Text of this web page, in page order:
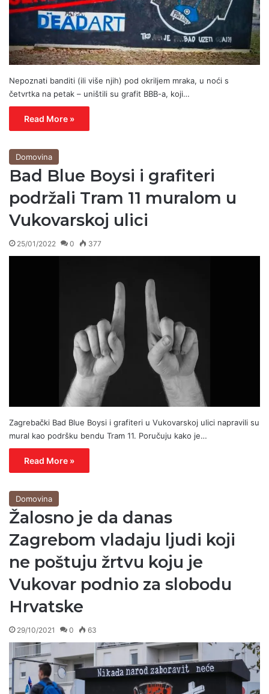
Nepoznati banditi (ili više njih) pod okriljem mraka, u noći s
četvrtka na petak – uništili su grafit BBB-a, koji…
Read More »
Domovina
Bad Blue Boysi i grafiteri
podržali Tram 11 muralom u
Vukovarskoj ulici
25/01/2022 0 377
Zagrebački Bad Blue Boysi i grafiteri u Vukovarskoj ulici napravili su
mural kao podršku bendu Tram 11. Poručuju kako je…
Read More »
Domovina
Žalosno je da danas
Zagrebom vladaju ljudi koji
ne poštuju žrtvu koju je
Vukovar podnio za slobodu
Hrvatske
29/10/2021 0 63